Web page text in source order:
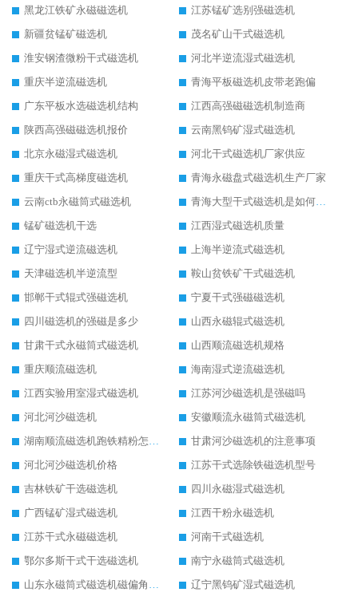
黑龙江铁矿永磁磁选机
江苏锰矿选别强磁选机
新疆贫锰矿磁选机
茂名矿山干式磁选机
淮安钢渣微粉干式磁选机
河北半逆流湿式磁选机
重庆半逆流磁选机
青海平板磁选机皮带老跑偏
广东平板水选磁选机结构
江西高强磁磁选机制造商
陕西高强磁磁选机报价
云南黑钨矿湿式磁选机
北京永磁湿式磁选机
河北干式磁选机厂家供应
重庆干式高梯度磁选机
青海永磁盘式磁选机生产厂家
云南ctb永磁筒式磁选机
青海大型干式磁选机是如何选矿的
锰矿磁选机干选
江西湿式磁选机质量
辽宁湿式逆流磁选机
上海半逆流式磁选机
天津磁选机半逆流型
鞍山贫铁矿干式磁选机
邯郸干式辊式强磁选机
宁夏干式强磁磁选机
四川磁选机的强磁是多少
山西永磁辊式磁选机
甘肃干式永磁筒式磁选机
山西顺流磁选机规格
重庆顺流磁选机
海南湿式逆流磁选机
江西实验用室湿式磁选机
江苏河沙磁选机是强磁吗
河北河沙磁选机
安徽顺流永磁筒式磁选机
湖南顺流磁选机跑铁精粉怎么处理
甘肃河沙磁选机的注意事项
河北河沙磁选机价格
江苏干式选除铁磁选机型号
吉林铁矿干选磁选机
四川永磁湿式磁选机
广西锰矿湿式磁选机
江西干粉永磁选机
江苏干式永磁磁选机
河南干式磁选机
鄂尔多斯干式干选磁选机
南宁永磁筒式磁选机
山东永磁筒式磁选机磁偏角怎么调整
辽宁黑钨矿湿式磁选机